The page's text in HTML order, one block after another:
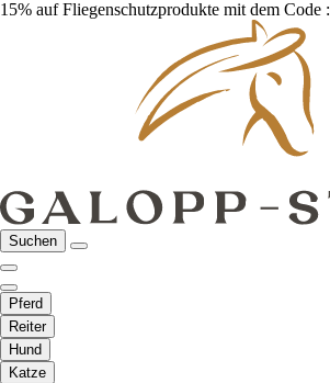
15% auf Fliegenschutzprodukte mit dem Code :
Suchen
Pferd
Reiter
Hund
Katze